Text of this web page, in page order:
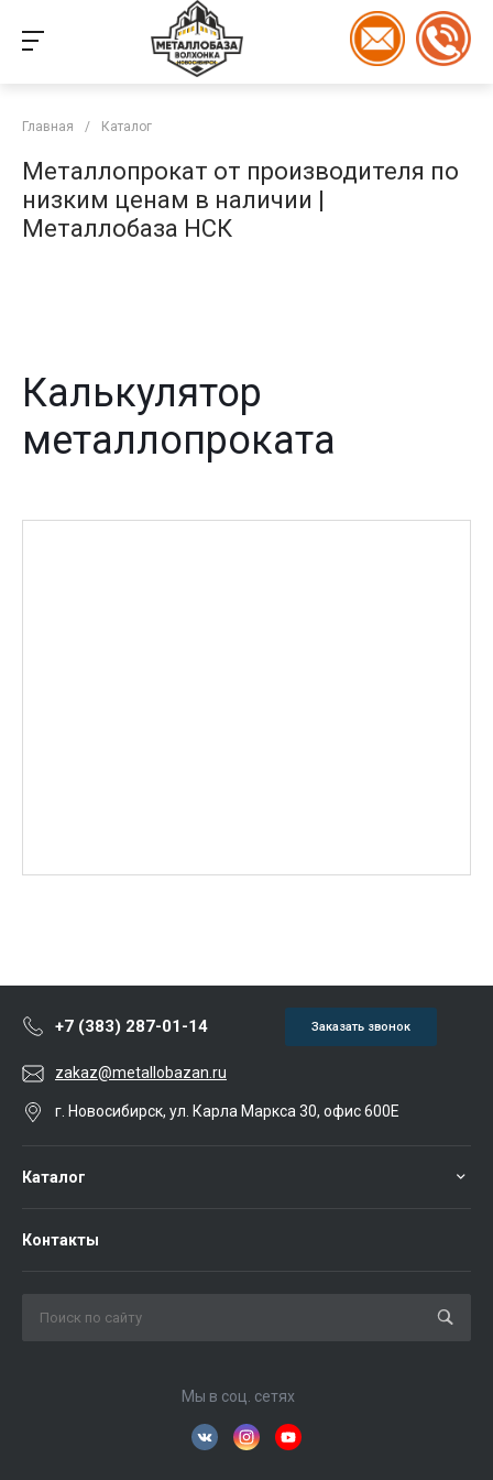
Главная / Каталог
Металлопрокат от производителя по
низким ценам в наличии |
Металлобаза НСК
Калькулятор
металлопроката
+7 (383) 287-01-14 Заказать звонок
zakaz@metallobazan.ru
г. Новосибирск, ул. Карла Маркса 30, офис 600Е
Каталог
Контакты
Мы в соц. сетях